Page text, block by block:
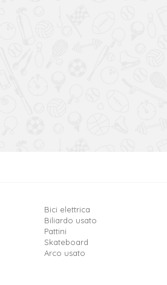
Bici elettrica
Biliardo usato
Pattini
Skateboard
Arco usato